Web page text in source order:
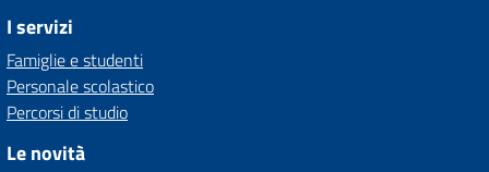
I servizi
Famiglie e studenti
Personale scolastico
Percorsi di studio
Le novità